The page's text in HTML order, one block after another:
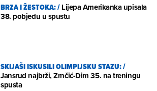
BRZA I ŽESTOKA:/Lijepa Amerikanka upisala
38. pobjedu u spustu
SKIJAŠI ISKUSILI OLIMPIJSKU STAZU:/
Jansrud najbrži, Zrnčić-Dim 35. na treningu
spusta